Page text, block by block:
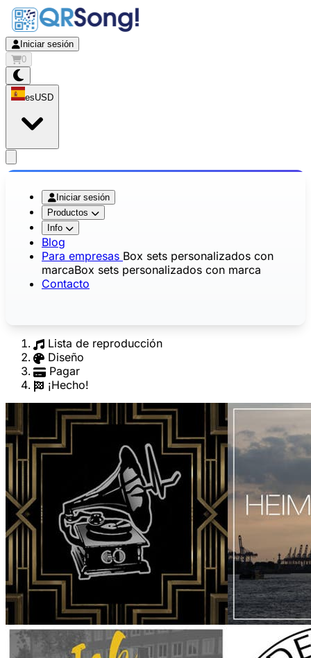
Iniciar sesión
0
esUSD
Iniciar sesión
Productos
Info
Blog
Para empresas Box sets personalizados con
marcaBox sets personalizados con marca
Contacto
Lista de reproducción
Diseño
Pagar
¡Hecho!